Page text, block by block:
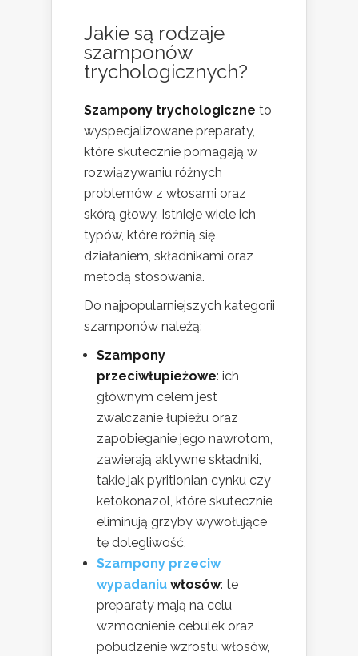
Jakie są rodzaje
szamponów
trychologicznych?
Szampony trychologiczne to
wyspecjalizowane preparaty,
które skutecznie pomagają w
rozwiązywaniu różnych
problemów z włosami oraz
skórą głowy. Istnieje wiele ich
typów, które różnią się
działaniem, składnikami oraz
metodą stosowania.
Do najpopularniejszych kategorii
szamponów należą:
Szampony
przeciwłupieżowe: ich
głównym celem jest
zwalczanie łupieżu oraz
zapobieganie jego nawrotom,
zawierają aktywne składniki,
takie jak pyritionian cynku czy
ketokonazol, które skutecznie
eliminują grzyby wywołujące
tę dolegliwość,
Szampony przeciw
wypadaniu włosów: te
preparaty mają na celu
wzmocnienie cebulek oraz
pobudzenie wzrostu włosów,